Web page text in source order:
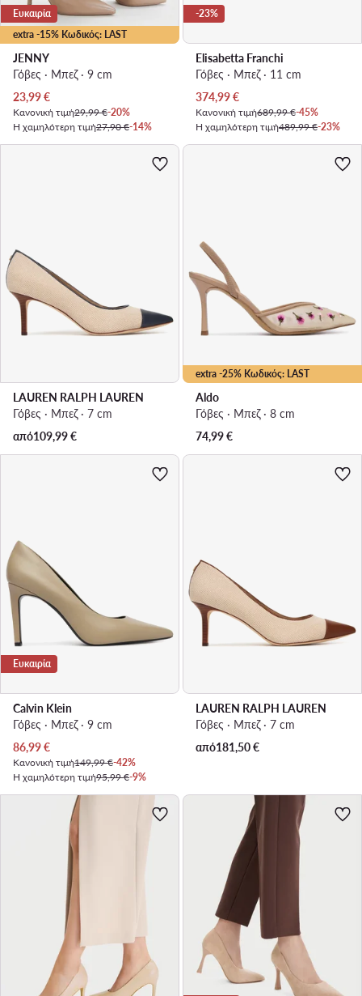
extra -15% Κωδικός: LAST
Ευκαιρία
JENNY
Γόβες · Μπεζ · 9 cm
Τρέχουσα τιμή
23,99€
Κανονική τιμή29,99 €-20%
Η χαμηλότερη τιμή27,90 €-14%
-23%
Elisabetta Franchi
Γόβες · Μπεζ · 11 cm
Τρέχουσα τιμή
374,99€
Κανονική τιμή689,99 €-45%
Η χαμηλότερη τιμή489,99 €-23%
LAUREN RALPH LAUREN
Γόβες · Μπεζ · 7 cm
από109,99€
extra -25% Κωδικός: LAST
Aldo
Γόβες · Μπεζ · 8 cm
74,99€
Ευκαιρία
Calvin Klein
Γόβες · Μπεζ · 9 cm
Τρέχουσα τιμή
86,99€
Κανονική τιμή149,99 €-42%
Η χαμηλότερη τιμή95,99 €-9%
LAUREN RALPH LAUREN
Γόβες · Μπεζ · 7 cm
από181,50€